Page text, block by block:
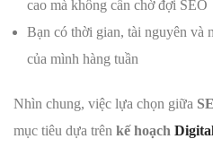
cao mà không cần chờ đợi SEO
Bạn có thời gian, tài nguyên và
của mình hàng tuần
Nhìn chung, việc lựa chọn giữa
mục tiêu dựa trên kế hoạch